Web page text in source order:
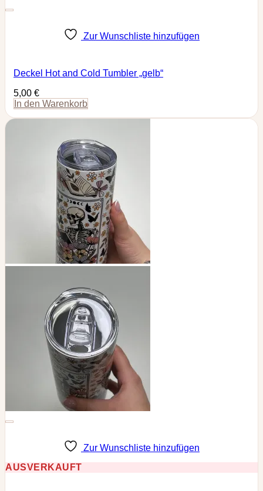
Zur Wunschliste hinzufügen
Deckel Hot and Cold Tumbler „gelb“
5,00 €
In den Warenkorb
Zur Wunschliste hinzufügen
AUSVERKAUFT